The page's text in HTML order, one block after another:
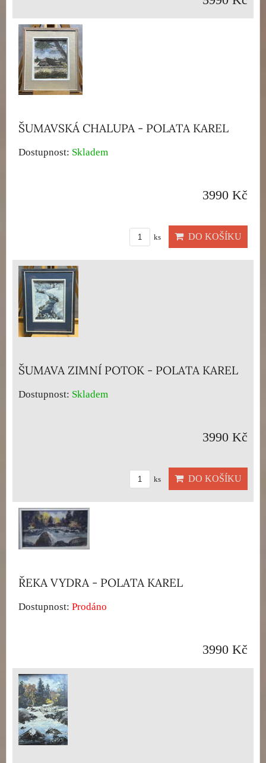
ŠUMAVSKÁ CHALUPA - POLATA KAREL
Dostupnost: Skladem
3990 Kč
ks DO KOŠÍKU
ŠUMAVA ZIMNÍ POTOK - POLATA KAREL
Dostupnost: Skladem
3990 Kč
ks DO KOŠÍKU
ŘEKA VYDRA - POLATA KAREL
Dostupnost: Prodáno
3990 Kč